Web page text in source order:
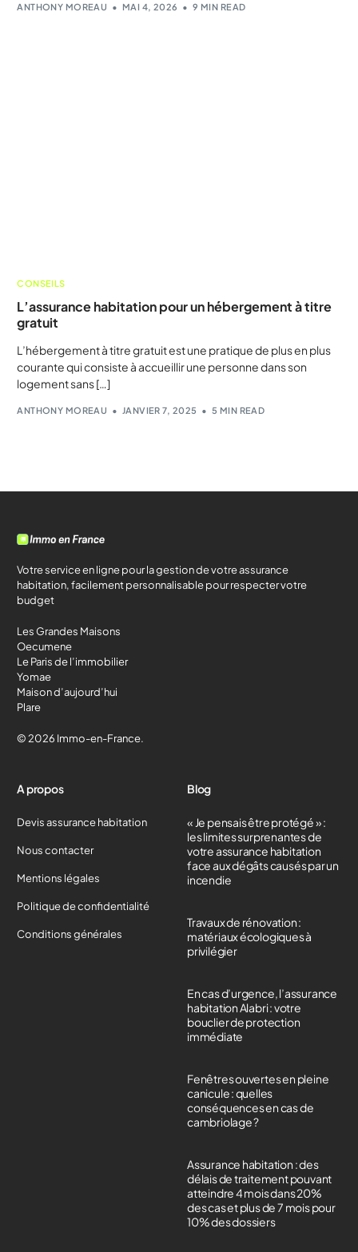
ANTHONY MOREAU MAI 4, 2026 9 MIN READ
CONSEILS
L’assurance habitation pour un hébergement à titre
gratuit
L’hébergement à titre gratuit est une pratique de plus en plus
courante qui consiste à accueillir une personne dans son
logement sans […]
ANTHONY MOREAU JANVIER 7, 2025 5 MIN READ
Votre service en ligne pour la gestion de votre assurance
habitation, facilement personnalisable pour respecter votre
budget
Les Grandes Maisons
Oecumene
Le Paris de l’immobilier
Yomae
Maison d’aujourd’hui
Plare
© 2026 Immo-en-France.
A propos
Devis assurance habitation
Nous contacter
Mentions légales
Politique de confidentialité
Conditions générales
Blog
« Je pensais être protégé » :
les limites surprenantes de
votre assurance habitation
face aux dégâts causés par un
incendie
Travaux de rénovation :
matériaux écologiques à
privilégier
En cas d’urgence, l’assurance
habitation Alabri : votre
bouclier de protection
immédiate
Fenêtres ouvertes en pleine
canicule : quelles
conséquences en cas de
cambriolage ?
Assurance habitation : des
délais de traitement pouvant
atteindre 4 mois dans 20%
des cas et plus de 7 mois pour
10% des dossiers